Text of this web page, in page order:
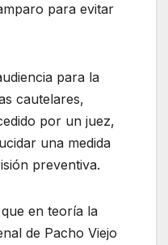
para evitar
para la
cautelares,
por un juez,
una medida
preventiva.
en teoría la
de Pacho Viejo